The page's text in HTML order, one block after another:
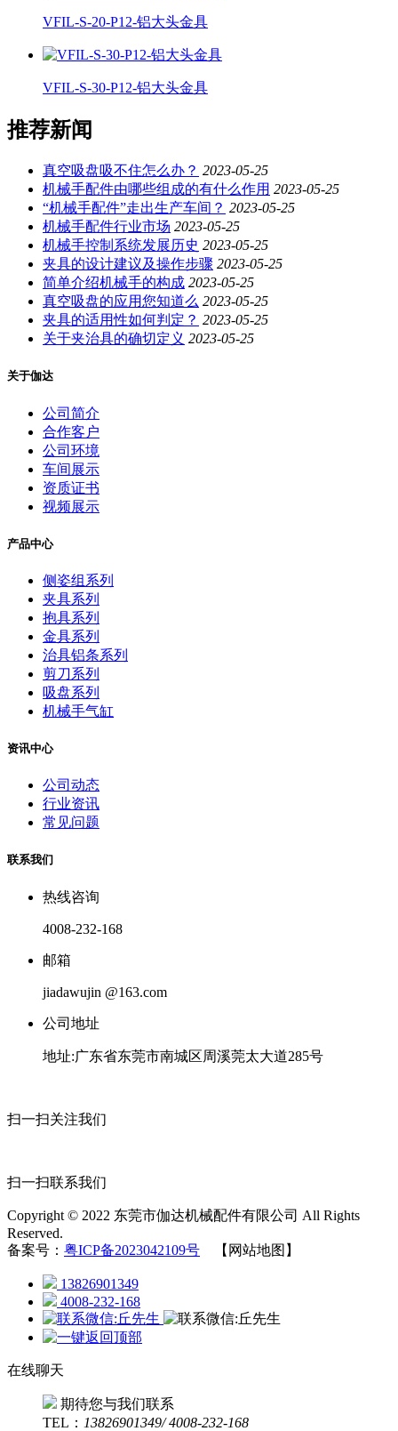
VFIL-S-20-P12-铝大头金具
VFIL-S-30-P12-铝大头金具
推荐新闻
真空吸盘吸不住怎么办？ 2023-05-25
机械手配件由哪些组成的有什么作用 2023-05-25
“机械手配件”走出生产车间？ 2023-05-25
机械手配件行业市场 2023-05-25
机械手控制系统发展历史 2023-05-25
夹具的设计建议及操作步骤 2023-05-25
简单介绍机械手的构成 2023-05-25
真空吸盘的应用您知道么 2023-05-25
夹具的适用性如何判定？ 2023-05-25
关于夹治具的确切定义 2023-05-25
关于伽达
公司简介
合作客户
公司环境
车间展示
资质证书
视频展示
产品中心
侧姿组系列
夹具系列
抱具系列
金具系列
治具铝条系列
剪刀系列
吸盘系列
机械手气缸
资讯中心
公司动态
行业资讯
常见问题
联系我们
热线咨询
4008-232-168
邮箱
jiadawujin @163.com
公司地址
地址:广东省东莞市南城区周溪莞太大道285号
扫一扫关注我们
扫一扫联系我们
Copyright © 2022 东莞市伽达机械配件有限公司 All Rights
Reserved.
备案号： 粤ICP备2023042109号 【网站地图】
13826901349
4008-232-168
在线聊天
期待您与我们联系
TEL： 13826901349/ 4008-232-168